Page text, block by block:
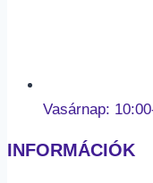
Vasárnap:
INFORMÁCIÓK